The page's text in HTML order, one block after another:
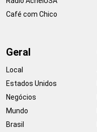
Café com Chico
Geral
Local
Estados Unidos
Negócios
Mundo
Brasil